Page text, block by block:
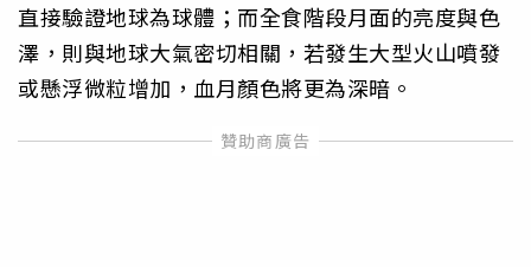
直接驗證地球為球體；而全食階段月面的亮度與色
澤，則與地球大氣密切相關，若發生大型火山噴發
或懸浮微粒增加，血月顏色將更為深暗。